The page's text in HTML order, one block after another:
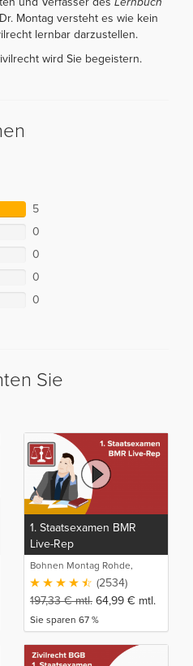
Montag versteht es wie kein
lernbar darzustellen.
wird Sie begeistern.
5
0
0
0
0
Sie
1. Staatsexamen BMR
Live-Rep
Bohnen Montag Rohde,
Juristische Intensivlehrgänge
(2534)
197,33€mtl. 64,99 € mtl.
Sie sparen 67 %